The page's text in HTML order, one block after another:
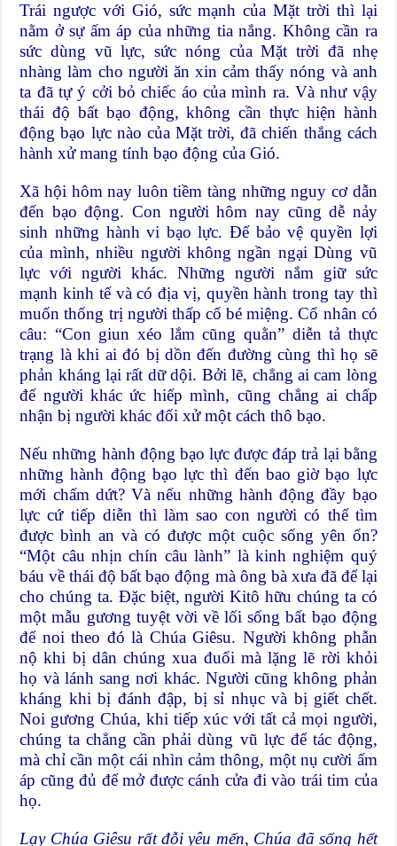
Trái ngược với Gió, sức mạnh của Mặt trời thì lại
nằm ở sự ấm áp của những tia nắng. Không cần ra
sức dùng vũ lực, sức nóng của Mặt trời đã nhẹ
nhàng làm cho người ăn xin cảm thấy nóng và anh
ta đã tự ý cởi bỏ chiếc áo của mình ra. Và như vậy
thái độ bất bạo động, không cần thực hiện hành
động bạo lực nào của Mặt trời, đã chiến thắng cách
hành xử mang tính bạo động của Gió.
Xã hội hôm nay luôn tiềm tàng những nguy cơ dẫn
đến bạo động. Con người hôm nay cũng dễ nảy
sinh những hành vi bạo lực. Để bảo vệ quyền lợi
của mình, nhiều người không ngần ngại Dùng vũ
lực với người khác. Những người nắm giữ sức
mạnh kinh tế và có địa vị, quyền hành trong tay thì
muốn thống trị người thấp cổ bé miệng. Cổ nhân có
câu: “Con giun xéo lắm cũng quằn” diễn tả thực
trạng là khi ai đó bị dồn đến đường cùng thì họ sẽ
phản kháng lại rất dữ dội. Bởi lẽ, chẳng ai cam lòng
để người khác ức hiếp mình, cũng chẳng ai chấp
nhận bị người khác đối xử một cách thô bạo.
Nếu những hành động bạo lực được đáp trả lại bằng
những hành động bạo lực thì đến bao giờ bạo lực
mới chấm dứt? Và nếu những hành động đầy bạo
lực cứ tiếp diễn thì làm sao con người có thể tìm
được bình an và có được một cuộc sống yên ổn?
“Một câu nhịn chín câu lành” là kinh nghiệm quý
báu về thái độ bất bạo động mà ông bà xưa đã để lại
cho chúng ta. Đặc biệt, người Kitô hữu chúng ta có
một mẫu gương tuyệt vời về lối sống bất bạo động
để noi theo đó là Chúa Giêsu. Người không phẫn
nộ khi bị dân chúng xua đuổi mà lặng lẽ rời khỏi
họ và lánh sang nơi khác. Người cũng không phản
kháng khi bị đánh đập, bị sỉ nhục và bị giết chết.
Noi gương Chúa, khi tiếp xúc với tất cả mọi người,
chúng ta chẳng cần phải dùng vũ lực để tác động,
mà chỉ cần một cái nhìn cảm thông, một nụ cười ấm
áp cũng đủ để mở được cánh cửa đi vào trái tim của
họ.
Lạy Chúa Giêsu rất đỗi yêu mến, Chúa đã sống hết